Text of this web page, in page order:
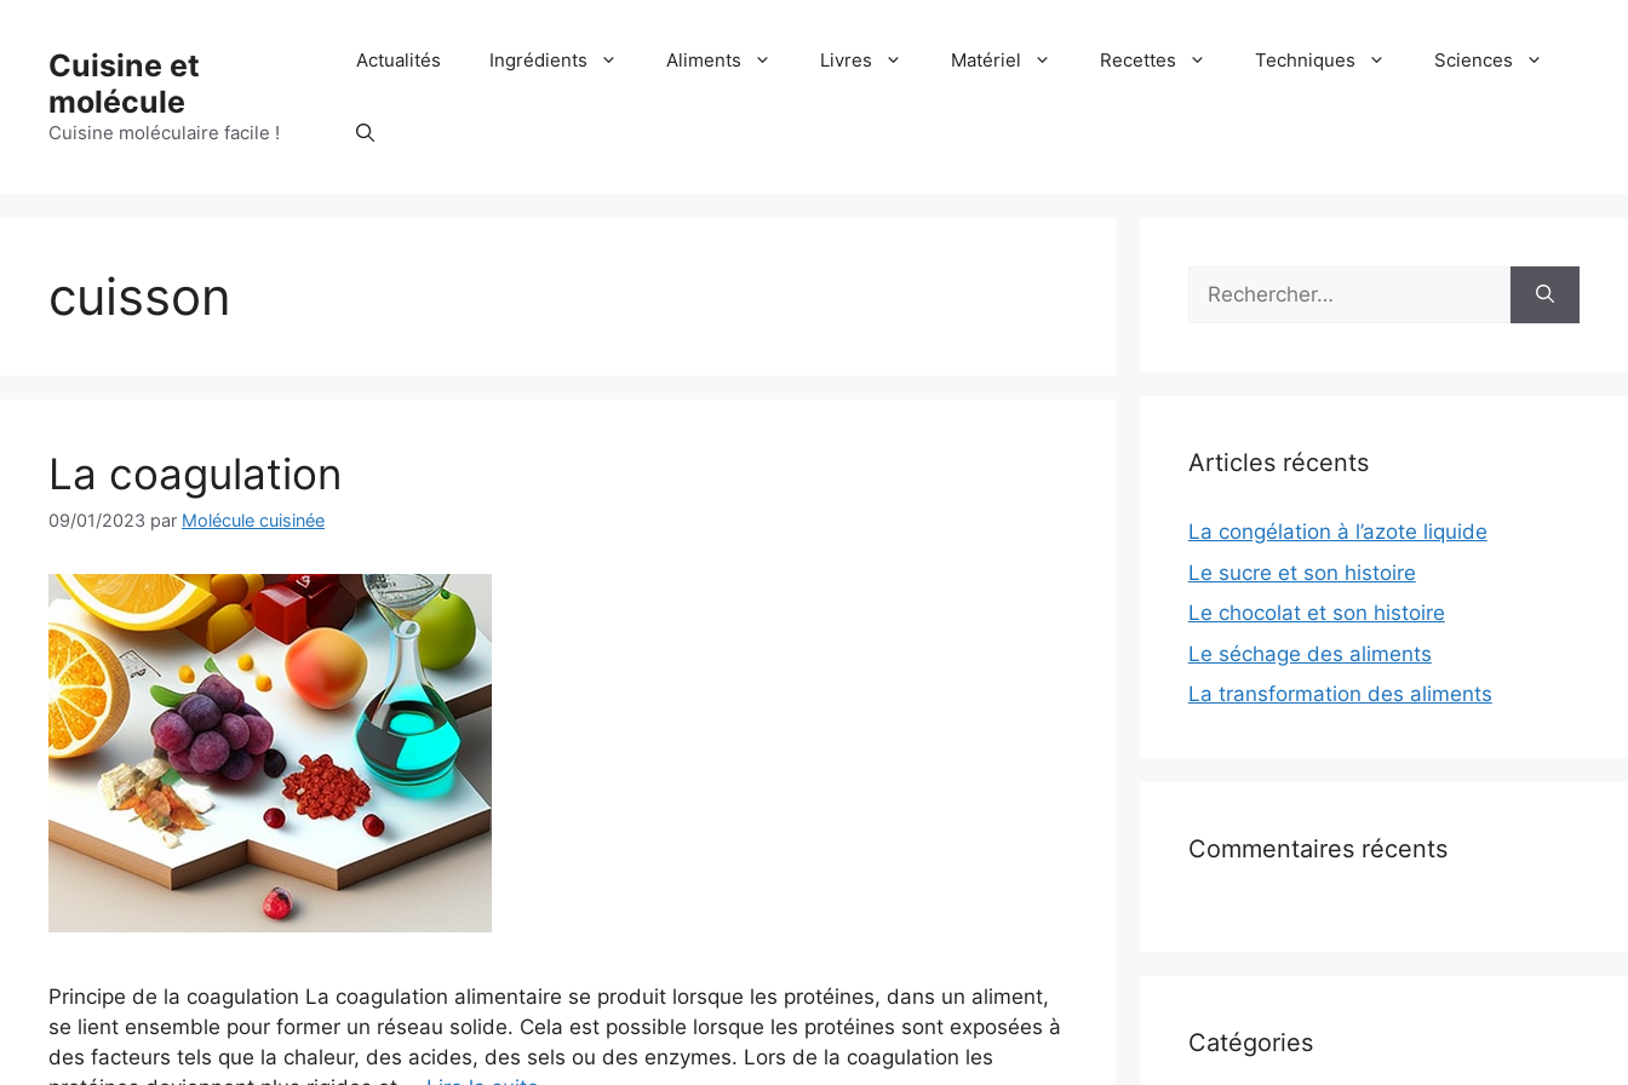
contenuCuisine et
molécule
Cuisine moléculaire facile !
Actualités Ingrédients Aliments Livres Matériel Recettes Techniques Sciences
cuisson
La coagulation
09/01/2023 par Molécule cuisinée
Principe de la coagulation La coagulation alimentaire se produit lorsque les protéines, dans un aliment,
se lient ensemble pour former un réseau solide. Cela est possible lorsque les protéines sont exposées à
des facteurs tels que la chaleur, des acides, des sels ou des enzymes. Lors de la coagulation les
Rechercher :
Articles récents
La congélation à l’azote liquide
Le sucre et son histoire
Le chocolat et son histoire
Le séchage des aliments
La transformation des aliments
Commentaires récents
Catégories